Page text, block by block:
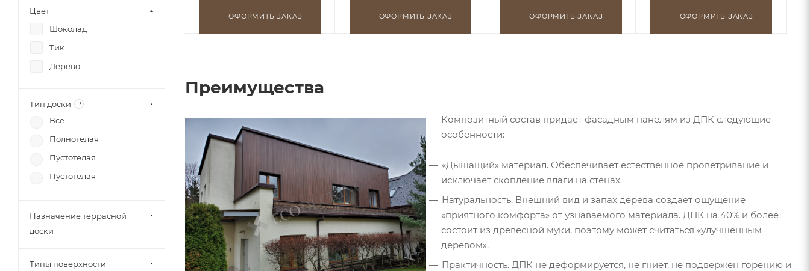
ОФОРМИТЬ ЗАКАЗ ОФОРМИТЬ ЗАКАЗ ОФОРМИТЬ ЗАКАЗ ОФОРМИТЬ ЗАКАЗ
Преимущества
Композитный состав придает фасадным панелям из ДПК следующие
особенности:
«Дышащий» материал. Обеспечивает естественное проветривание и
исключает скопление влаги на стенах.
Натуральность. Внешний вид и запах дерева создает ощущение
«приятного комфорта» от узнаваемого материала. ДПК на 40% и более
состоит из древесной муки, поэтому может считаться «улучшенным
деревом».
Практичность. ДПК не деформируется, не гниет, не подвержен горению и
Цвет
Шоколад
Тик
Дерево
Тип доски ?
Все
Полнотелая
Пустотелая
Пустотелая
Назначение террасной
доски
Типы поверхности